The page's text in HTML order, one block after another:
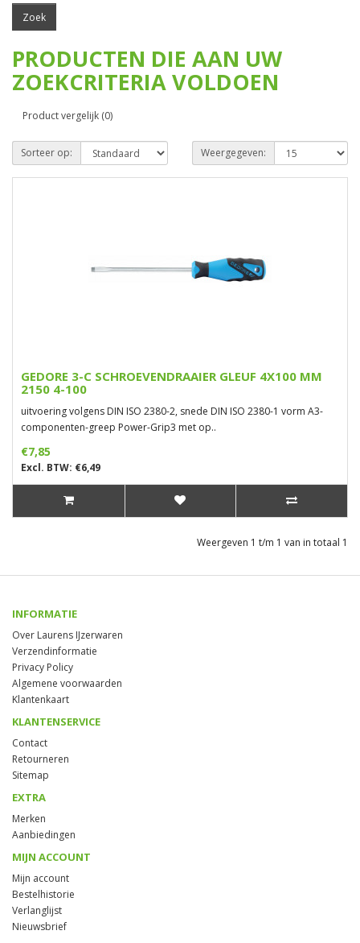
PRODUCTEN DIE AAN UW
ZOEKCRITERIA VOLDOEN
Product vergelijk (0)
Sorteer op: Weergegeven:
GEDORE 3-C SCHROEVENDRAAIER GLEUF 4X100 MM
2150 4-100
uitvoering volgens DIN ISO 2380-2, snede DIN ISO 2380-1 vorm A3-
componenten-greep Power-Grip3 met op..
€7,85
Excl. BTW: €6,49
Weergeven 1 t/m 1 van in totaal 1
INFORMATIE
Over Laurens IJzerwaren
Verzendinformatie
Privacy Policy
Algemene voorwaarden
Klantenkaart
KLANTENSERVICE
Contact
Retourneren
Sitemap
EXTRA
Merken
Aanbiedingen
MIJN ACCOUNT
Mijn account
Bestelhistorie
Verlanglijst
Nieuwsbrief